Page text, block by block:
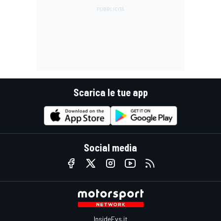
Scarica le tue app
Social media
InsideEvs.it